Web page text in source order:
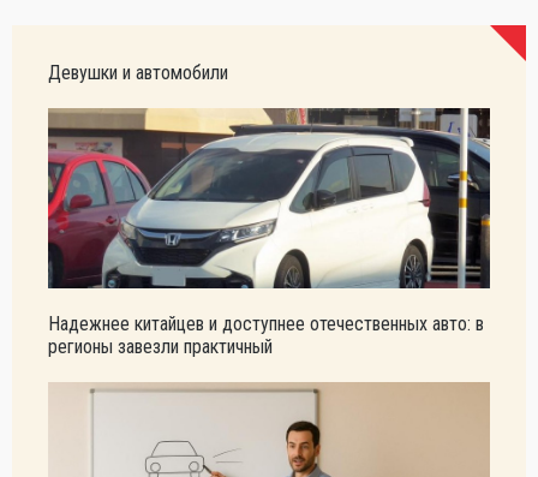
Девушки и автомобили
Надежнее китайцев и доступнее отечественных авто: в
регионы завезли практичный